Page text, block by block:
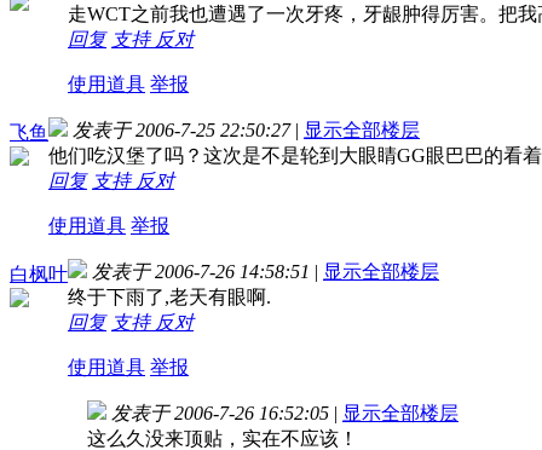
走WCT之前我也遭遇了一次牙疼，牙龈肿得厉害。把
回复 支持 反对
使用道具 举报
飞鱼 发表于 2006-7-25 22:50:27 | 显示全部楼层
他们吃汉堡了吗？这次是不是轮到大眼睛GG眼巴巴的看
回复 支持 反对
使用道具 举报
白枫叶 发表于 2006-7-26 14:58:51 | 显示全部楼层
终于下雨了,老天有眼啊.
回复 支持 反对
使用道具 举报
发表于 2006-7-26 16:52:05 | 显示全部楼层
这么久没来顶贴，实在不应该！